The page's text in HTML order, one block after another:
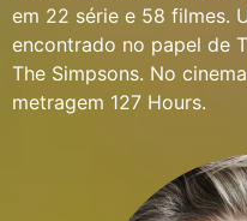
em 22 série e 58 filmes.
encontrado no papel de
The Simpsons. No
metragem 127 Hours.